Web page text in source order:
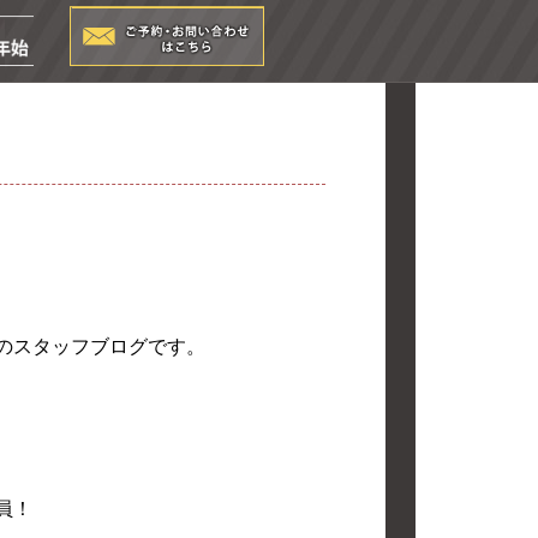
タッフブログです。
！